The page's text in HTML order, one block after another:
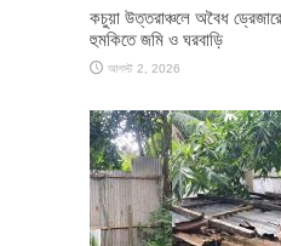
কচুয়া উত্তরাঞ্চলে অবৈধ
হুমকিতে জমি ও ঘরবাড়ি
আগস্ট 2, 2026